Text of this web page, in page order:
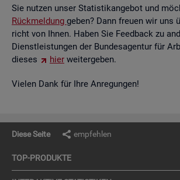
Sie nut­zen unser Sta­tis­tik­an­ge­bot und
Rück­mel­dung geben? Dann freu­en wir uns
richt von Ihnen. Haben Sie Feed­back zu
Dienst­leis­tun­gen der Bun­des­agen­tur für
die­ses
hier wei­ter­ge­ben.
Vie­len Dank für Ihre An­re­gun­gen!
Diese Seite empfehlen
TOP-PRO­DUK­TE